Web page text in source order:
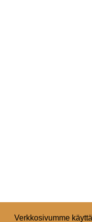
Verkkosivumme